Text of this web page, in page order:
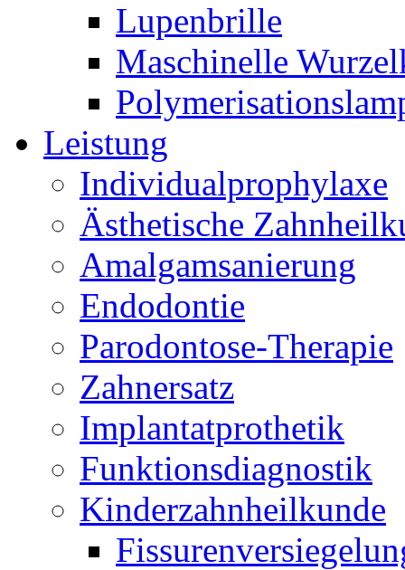
Lupenbrille
Maschinelle
Leistung
Individualprophylaxe
Ästhetische
Amalgamsanierung
Endodontie
Parodontose-Therapie
Zahnersatz
Implantatprothetik
Funktionsdiagnostik
Kinderzahnheilkunde